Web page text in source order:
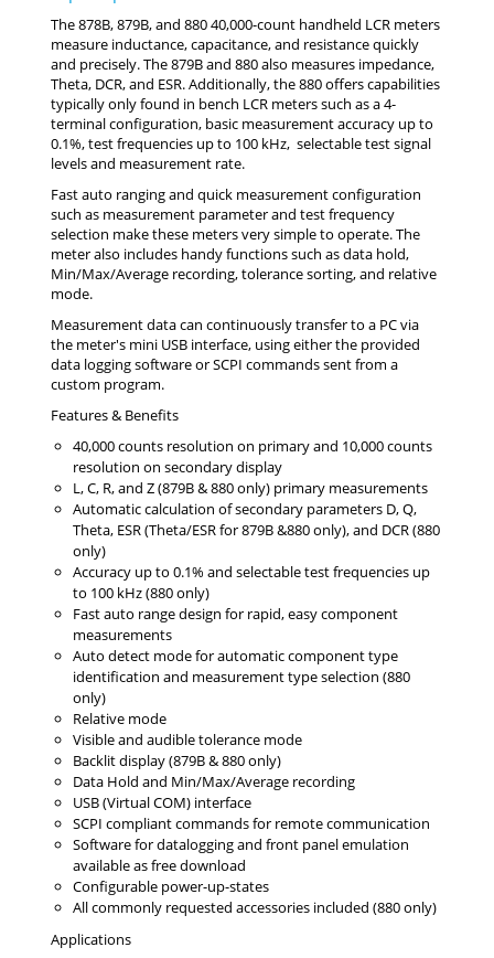
The 878B, 879B, and 880 40,000-count handheld LCR meters
measure inductance, capacitance, and resistance quickly
and precisely. The 879B and 880 also measures impedance,
Theta, DCR, and ESR. Additionally, the 880 offers capabilities
typically only found in bench LCR meters such as a 4-
terminal configuration, basic measurement accuracy up to
0.1%, test frequencies up to 100 kHz, selectable test signal
levels and measurement rate.
Fast auto ranging and quick measurement configuration
such as measurement parameter and test frequency
selection make these meters very simple to operate. The
meter also includes handy functions such as data hold,
Min/Max/Average recording, tolerance sorting, and relative
mode.
Measurement data can continuously transfer to a PC via
the meter's mini USB interface, using either the provided
data logging software or SCPI commands sent from a
custom program.
Features & Benefits
40,000 counts resolution on primary and 10,000 counts
resolution on secondary display
L, C, R, and Z (879B & 880 only) primary measurements
Automatic calculation of secondary parameters D, Q,
Theta, ESR (Theta/ESR for 879B &880 only), and DCR (880
only)
Accuracy up to 0.1% and selectable test frequencies up
to 100 kHz (880 only)
Fast auto range design for rapid, easy component
measurements
Auto detect mode for automatic component type
identification and measurement type selection (880
only)
Relative mode
Visible and audible tolerance mode
Backlit display (879B & 880 only)
Data Hold and Min/Max/Average recording
USB (Virtual COM) interface
SCPI compliant commands for remote communication
Software for datalogging and front panel emulation
available as free download
Configurable power-up-states
All commonly requested accessories included (880 only)
Applications